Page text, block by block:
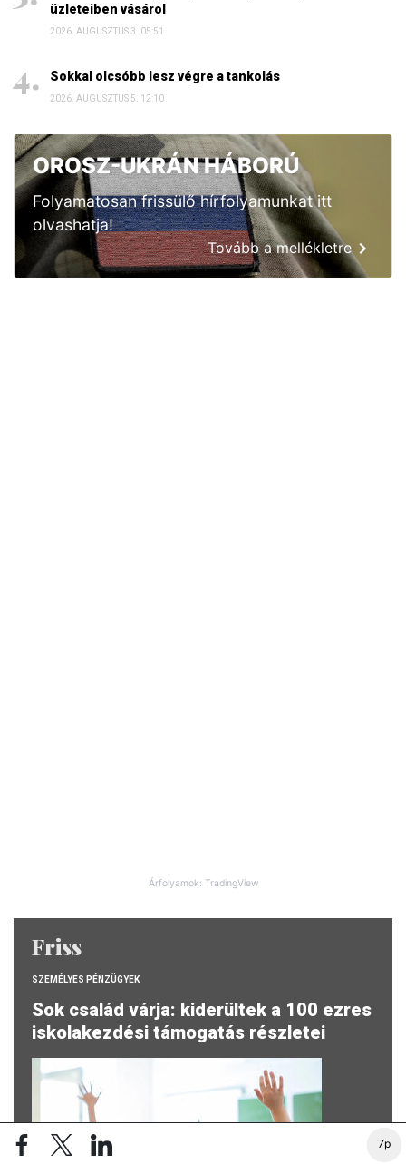
7p
üzleteiben vásárol
2026. AUGUSZTUS 3. 05:51
Sokkal olcsóbb lesz végre a tankolás
2026. AUGUSZTUS 5. 12:10
OROSZ-UKRÁN HÁBORÚ
Folyamatosan frissülő hírfolyamunkat itt
olvashatja!
Tovább a mellékletre
Árfolyamok: TradingView
Friss
SZEMÉLYES PÉNZÜGYEK
Sok család várja: kiderültek a 100 ezres
iskolakezdési támogatás részletei